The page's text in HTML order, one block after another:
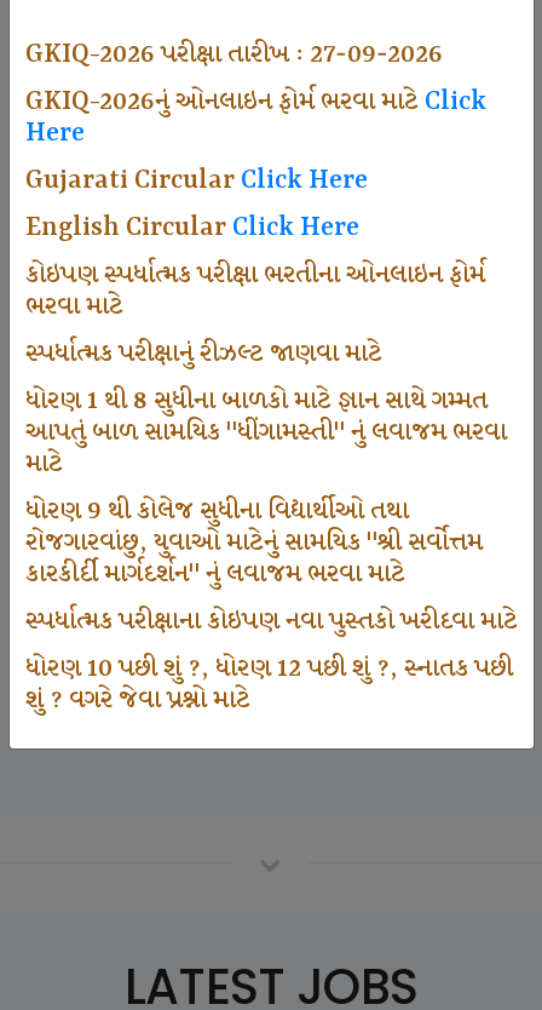
GKIQ-2026 પરીક્ષા તારીખ : 27-09-2026
GKIQ-2026નું ઓનલાઇન ફોર્મ ભરવા માટેClick
Here
Gujarati CircularClick Here
English CircularClick Here
કોઇપણ સ્પર્ધાત્મક પરીક્ષા ભરતીના ઓનલાઇન ફોર્મ
ભરવા માટે
સ્પર્ધાત્મક પરીક્ષાનું રીઝલ્ટ જાણવા માટે
ધોરણ 1 થી 8 સુધીના બાળકો માટે જ્ઞાન સાથે ગમ્મત
આપતું બાળ સામયિક "ધીંગામસ્તી" નું લવાજમ ભરવા
માટે
ધોરણ 9 થી કોલેજ સુધીના વિદ્યાર્થીઓ તથા
રોજગારવાંછુ, યુવાઓ માટેનું સામયિક "શ્રી સર્વોત્તમ
કારકીર્દી માર્ગદર્શન" નું લવાજમ ભરવા માટે
સ્પર્ધાત્મક પરીક્ષાના કોઇપણ નવા પુસ્તકો ખરીદવા માટે
ધોરણ 10 પછી શું ?, ધોરણ 12 પછી શું ?, સ્નાતક પછી
શું ? વગરે જેવા પ્રશ્નો માટે
493
665
Sarvottam Karkirdi Subscripton
1000
Participate School In GKIQ
125000
LATEST JOBS